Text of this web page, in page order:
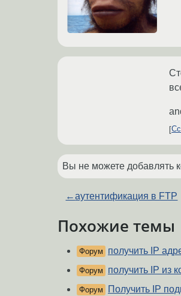
Вы не можете добавлять
←аутентификация в FTP
Похожие темы
Форум получить IP
Форум получить IP из
Форум Получить IP